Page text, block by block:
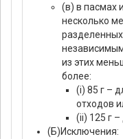
(в) в пасмах
несколько
из этих
более:
(i) 85 г –
отходов
(ii) 125 г
(Б)Исключения: